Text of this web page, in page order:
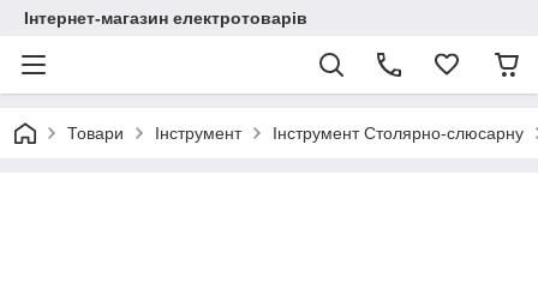
Інтернет-магазин електротоварів
Товари Інструмент Інструмент Столярно-слюсарну